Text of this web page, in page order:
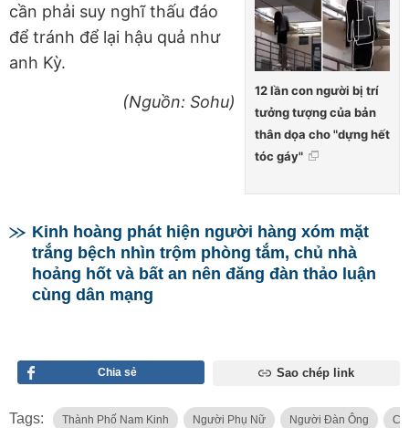
12 lần con người bị trí
tưởng tượng của bản
thân dọa cho "dựng hết
tóc gáy"
cần phải suy nghĩ thấu đáo
để tránh để lại hậu quả như
anh Kỳ.
(Nguồn: Sohu)
Kinh hoàng phát hiện người hàng xóm mặt
trắng bệch nhìn trộm phòng tắm, chủ nhà
hoảng hốt và bất an nên đăng đàn thảo luận
cùng dân mạng
Chia sẻ Sao chép link
Tags: Thành Phố Nam Kinh Người Phụ Nữ Người Đàn Ông